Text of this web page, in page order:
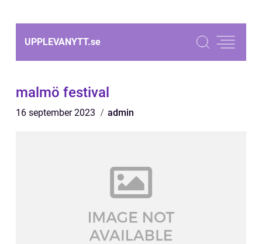
UPPLEVANYTT.se
malmö festival
16 september 2023 admin